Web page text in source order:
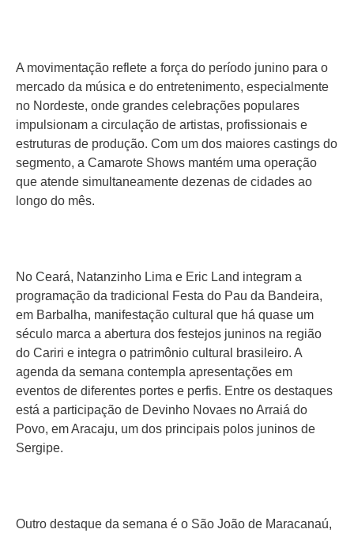
A movimentação reflete a força do período junino para o
mercado da música e do entretenimento, especialmente
no Nordeste, onde grandes celebrações populares
impulsionam a circulação de artistas, profissionais e
estruturas de produção. Com um dos maiores castings do
segmento, a Camarote Shows mantém uma operação
que atende simultaneamente dezenas de cidades ao
longo do mês.
No Ceará, Natanzinho Lima e Eric Land integram a
programação da tradicional Festa do Pau da Bandeira,
em Barbalha, manifestação cultural que há quase um
século marca a abertura dos festejos juninos na região
do Cariri e integra o patrimônio cultural brasileiro. A
agenda da semana contempla apresentações em
eventos de diferentes portes e perfis. Entre os destaques
está a participação de Devinho Novaes no Arraiá do
Povo, em Aracaju, um dos principais polos juninos de
Sergipe.
Outro destaque da semana é o São João de Maracanaú,